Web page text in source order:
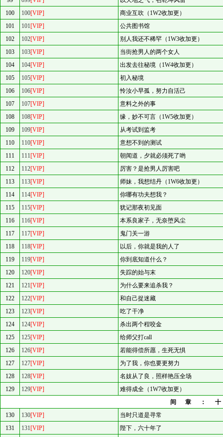
100
100[VIP]
商业互吹（1W2收加更）
101
101[VIP]
公共图书馆
102
102[VIP]
别人我还不稀罕（1W3收加更）
103
103[VIP]
当街抢男人的两个女人
104
104[VIP]
出发去往秘境（1W4收加更）
105
105[VIP]
初入秘境
106
106[VIP]
怜汝小早孤，努力自活己
107
107[VIP]
意料之外的事
108
108[VIP]
缘，妙不可言（1W5收加更）
109
109[VIP]
从考试到监考
110
110[VIP]
意想不到的测试
111
111[VIP]
朝闻道，夕就必须死了哟
112
112[VIP]
厉害？是抢男人厉害吧
113
113[VIP]
师妹，我想结丹（1W6收加更）
114
114[VIP]
你哪有功夫想我？
115
115[VIP]
犹记那夜初见面
116
116[VIP]
本系良家子，无奈堕风尘
117
117[VIP]
鬼门关一游
118
118[VIP]
以后，你就是我的人了
119
119[VIP]
你到底知道什么？
120
120[VIP]
失踪的始与末
121
121[VIP]
为什么要来追杀我？
122
122[VIP]
和自己捉迷藏
123
123[VIP]
吃了干净
124
124[VIP]
杀出两个程咬金
125
125[VIP]
给师父打call
126
126[VIP]
若能得偿所愿，生死无惧
127
127[VIP]
为了我，你也要更努力
128
128[VIP]
名妓从了良，照样艳压全场
129
129[VIP]
难得成全（1W7收加更）
间章：
130
130[VIP]
当时只道是寻常
131
131[VIP]
陛下，六十年了